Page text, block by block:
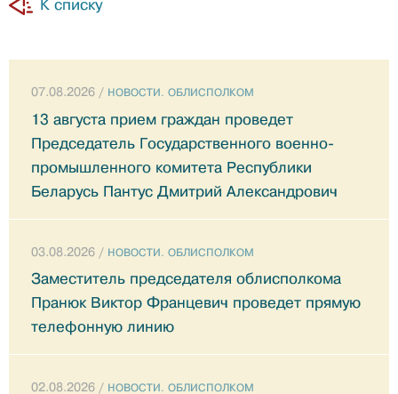
К списку
07.08.2026 / НОВОСТИ. ОБЛИСПОЛКОМ
13 августа прием граждан проведет
Председатель Государственного военно-
промышленного комитета Республики
Беларусь Пантус Дмитрий Александрович
03.08.2026 / НОВОСТИ. ОБЛИСПОЛКОМ
Заместитель председателя облисполкома
Пранюк Виктор Францевич проведет прямую
телефонную линию
02.08.2026 / НОВОСТИ. ОБЛИСПОЛКОМ